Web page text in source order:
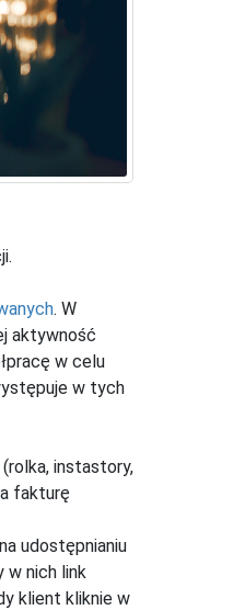
. W
aktywność
w celu
w tych
instastory,
fakturę
udostępnianiu
w nich link
klient kliknie w